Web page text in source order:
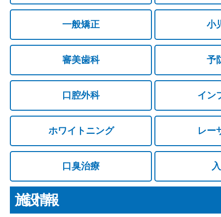
一般矯正 小
審美歯科 予
口腔外科 イン
ホワイトニング レー
口臭治療
施設情報